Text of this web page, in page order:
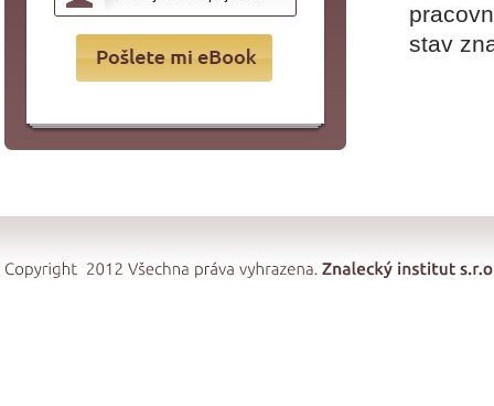
stav